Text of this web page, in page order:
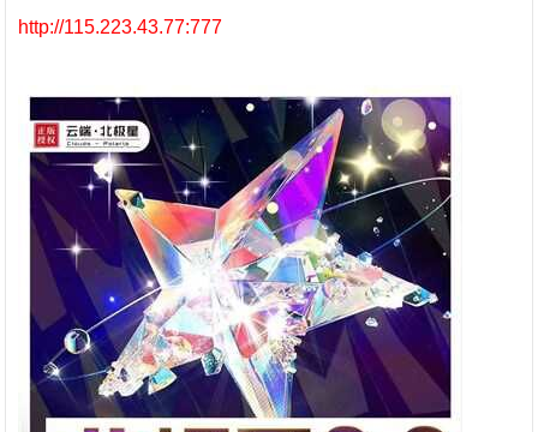
http://115.223.43.77:777